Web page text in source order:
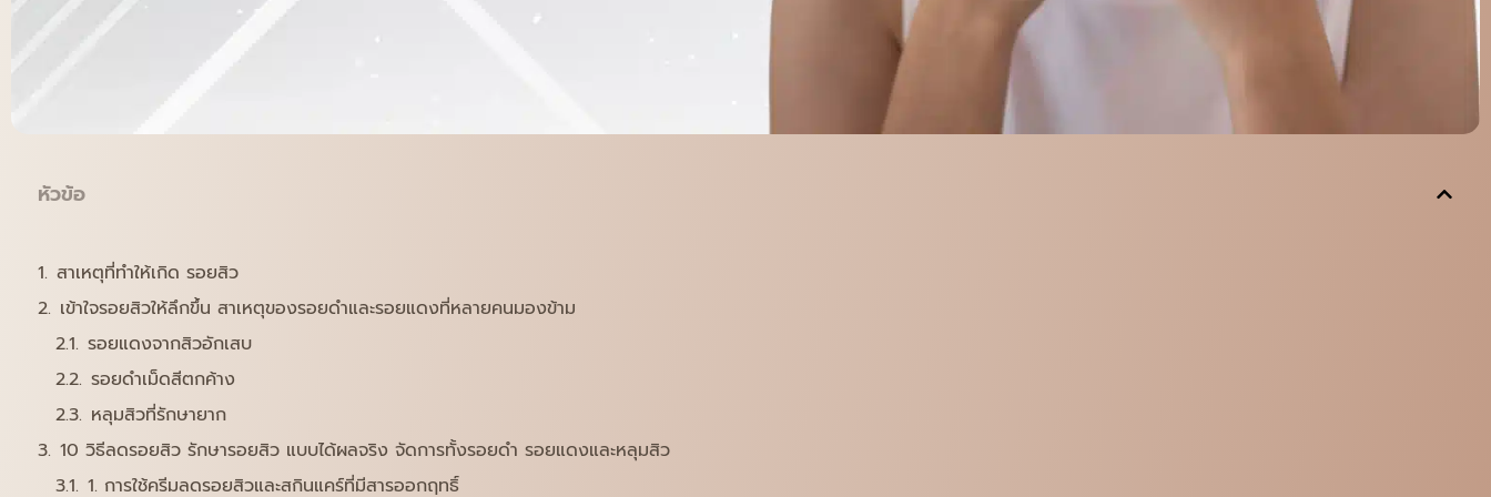
หัวข้อ
สาเหตุที่ทำให้เกิด รอยสิว
เข้าใจรอยสิวให้ลึกขึ้น สาเหตุของรอยดำและรอยแดงที่หลายคนมองข้าม
รอยแดงจากสิวอักเสบ
รอยดำเม็ดสีตกค้าง
หลุมสิวที่รักษายาก
10 วิธีลดรอยสิว รักษารอยสิว แบบได้ผลจริง จัดการทั้งรอยดำ รอยแดงและหลุมสิว
1. การใช้ครีมลดรอยสิวและสกินแคร์ที่มีสารออกฤทธิ์